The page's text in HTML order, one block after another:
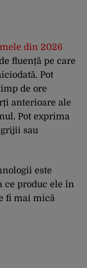
din 2026
fluență pe care
Pot
de ore
anterioare ale
Pot exprima
sau
este
ce produc ele în
fi mai mică